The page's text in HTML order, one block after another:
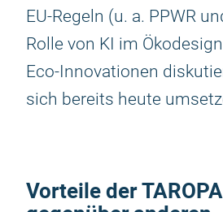
EU-Regeln (u. a. PPWR
Rolle von KI im
Eco-Innovationen
sich bereits heute
Vorteile der